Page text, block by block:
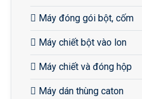
Máy đóng gói bột, cốm
Máy chiết bột vào lon
Máy chiết và đóng hộp
Máy dán thùng caton